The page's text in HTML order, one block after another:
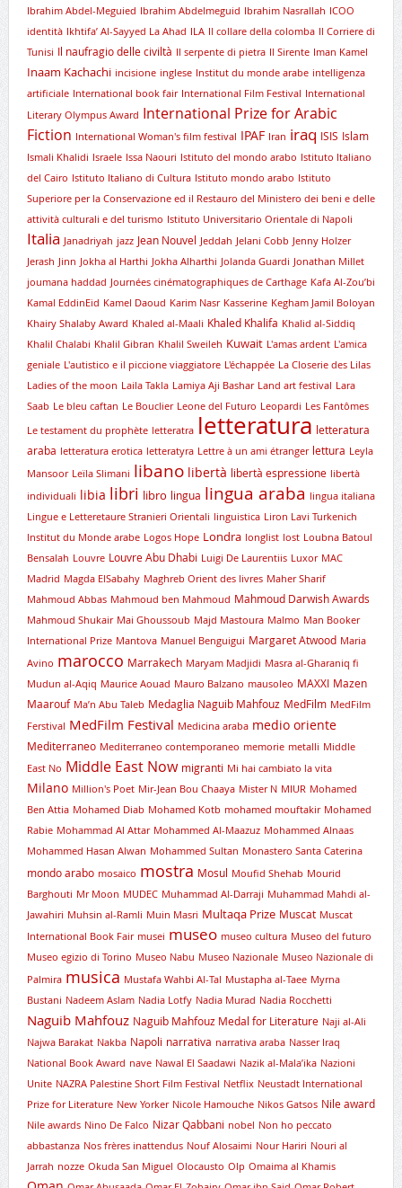
Ibrahim Abdel-Meguied Ibrahim Abdelmeguid Ibrahim Nasrallah ICOO
identità Ikhtifa’ Al-Sayyed La Ahad ILA Il collare della colomba Il Corriere di
Tunisi Il naufragio delle civiltà Il serpente di pietra Il Sirente Iman Kamel
Inaam Kachachi incisione inglese Institut du monde arabe intelligenza
artificiale International book fair International Film Festival International
Literary Olympus Award International Prize for Arabic
Fiction International Woman's film festival IPAF Iran iraq ISIS Islam
Ismali Khalidi Israele Issa Naouri Istituto del mondo arabo Istituto Italiano
del Cairo Istituto Italiano di Cultura Istituto mondo arabo Istituto
Superiore per la Conservazione ed il Restauro del Ministero dei beni e delle
attività culturali e del turismo Istituto Universitario Orientale di Napoli
Italia Janadriyah jazz Jean Nouvel Jeddah Jelani Cobb Jenny Holzer
Jerash Jinn Jokha al Harthi Jokha Alharthi Jolanda Guardi Jonathan Millet
joumana haddad Journées cinématographiques de Carthage Kafa Al-Zou’bi
Kamal EddinEid Kamel Daoud Karim Nasr Kasserine Kegham Jamil Boloyan
Khairy Shalaby Award Khaled al-Maali Khaled Khalifa Khalid al-Siddiq
Khalil Chalabi Khalil Gibran Khalil Sweileh Kuwait L'amas ardent L'amica
geniale L'autistico e il piccione viaggiatore L'échappée La Closerie des Lilas
Ladies of the moon Laila Takla Lamiya Aji Bashar Land art festival Lara
Saab Le bleu caftan Le Bouclier Leone del Futuro Leopardi Les Fantômes
Le testament du prophète letteratra letteratura letteratura
araba letteratura erotica letteratyra Lettre à un ami étranger lettura Leyla
Mansoor Leïla Slimani libano libertà libertà espressione libertà
individuali libia libri libro lingua lingua araba lingua italiana
Lingue e Letteretaure Stranieri Orientali linguistica Liron Lavi Turkenich
lnstitut du Monde arabe Logos Hope Londra longlist lost Loubna Batoul
Bensalah Louvre Louvre Abu Dhabi Luigi De Laurentiis Luxor MAC
Madrid Magda ElSabahy Maghreb Orient des livres Maher Sharif
Mahmoud Abbas Mahmoud ben Mahmoud Mahmoud Darwish Awards
Mahmoud Shukair Mai Ghoussoub Majd Mastoura Malmo Man Booker
International Prize Mantova Manuel Benguigui Margaret Atwood Maria
Avino marocco Marrakech Maryam Madjidi Masra al-Gharaniq fi
Mudun al-Aqiq Maurice Aouad Mauro Balzano mausoleo MAXXI Mazen
Maarouf Ma’n Abu Taleb Medaglia Naguib Mahfouz MedFilm MedFilm
Ferstival MedFilm Festival Medicina araba medio oriente
Mediterraneo Mediterraneo contemporaneo memorie metalli Middle
East No Middle East Now migranti Mi hai cambiato la vita
Milano Million's Poet Mir-Jean Bou Chaaya Mister N MIUR Mohamed
Ben Attia Mohamed Diab Mohamed Kotb mohamed mouftakir Mohamed
Rabie Mohammad Al Attar Mohammed Al-Maazuz Mohammed Alnaas
Mohammed Hasan Alwan Mohammed Sultan Monastero Santa Caterina
mondo arabo mosaico mostra Mosul Moufid Shehab Mourid
Barghouti Mr Moon MUDEC Muhammad Al-Darraji Muhammad Mahdi al-
Jawahiri Muhsin al-Ramli Muin Masri Multaqa Prize Muscat Muscat
International Book Fair musei museo museo cultura Museo del futuro
Museo egizio di Torino Museo Nabu Museo Nazionale Museo Nazionale di
Palmira musica Mustafa Wahbi Al-Tal Mustapha al-Taee Myrna
Bustani Nadeem Aslam Nadia Lotfy Nadia Murad Nadia Rocchetti
Naguib Mahfouz Naguib Mahfouz Medal for Literature Naji al-Ali
Najwa Barakat Nakba Napoli narrativa narrativa araba Nasser Iraq
National Book Award nave Nawal El Saadawi Nazik al-Mala’ika Nazioni
Unite NAZRA Palestine Short Film Festival Netflix Neustadt International
Prize for Literature New Yorker Nicole Hamouche Nikos Gatsos Nile award
Nile awards Nino De Falco Nizar Qabbani nobel Non ho peccato
abbastanza Nos frères inattendus Nouf Alosaimi Nour Hariri Nouri al
Jarrah nozze Okuda San Miguel Olocausto Olp Omaima al Khamis